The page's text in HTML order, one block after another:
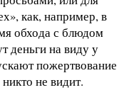
как, например, в
обхода с блюдом
деньги на виду у
пожертвование
не видит.